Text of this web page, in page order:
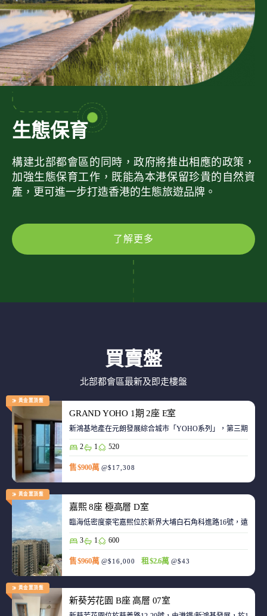
生態保育
構建北部都會區的同時，政府將推出相應的政策，
加強生態保育工作，既能為本港保留珍貴的自然資
產，更可進一步打造香港的生態旅遊品牌。
了解更多
買賣盤
北部都會區最新及即走樓盤
黃金置頂盤
GRAND YOHO 1期 2座 E室
2 1 520
售 $900萬 @$17,308
黃金置頂盤
嘉熙 8座 極高層 D室
臨海低密度豪宅嘉熙位於新界大埔白石角科進路16號，遠離
3 1 600
售 $960萬 @$16,000 租 $2.6萬 @$43
黃金置頂盤
新葵芳花園 B座 高層 07室